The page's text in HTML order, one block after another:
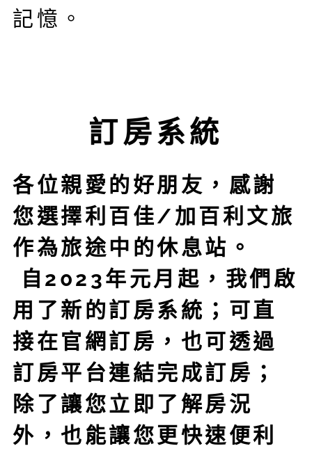
記憶。
訂房系統
各位親愛的好朋友，感謝
您選擇利百佳/加百利文旅
作為旅途中的休息站。
自2023年元月起，我們啟
用了新的訂房系統；可直
接在官網訂房，也可透過
訂房平台連結完成訂房；
除了讓您立即了解房況
外，也能讓您更快速便利